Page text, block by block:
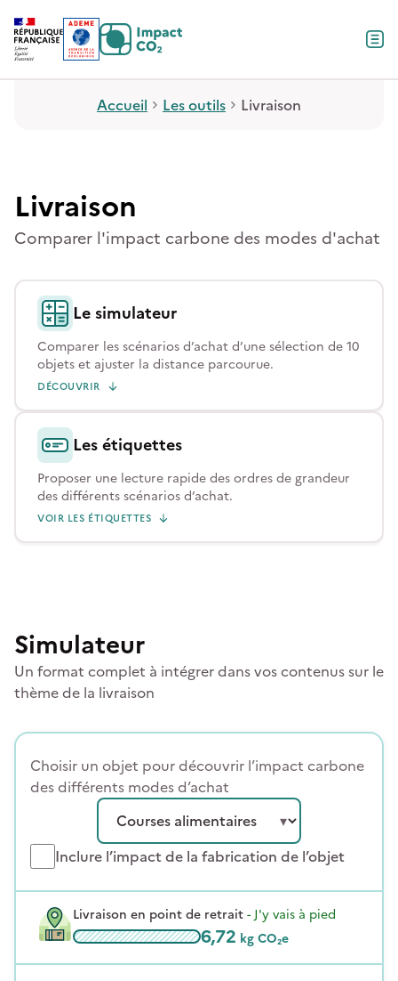
Contenu
Menu
Pied de page
Accueil Les outils Livraison
Livraison
Comparer l'impact carbone des modes d'achat
Le simulateur
Comparer les scénarios d’achat d’une sélection de 10
objets et ajuster la distance parcourue.
DÉCOUVRIR
Les étiquettes
Proposer une lecture rapide des ordres de grandeur
des différents scénarios d’achat.
VOIR LES ÉTIQUETTES
Simulateur
Un format complet à intégrer dans vos contenus sur le
thème de la livraison
Choisir un objet pour découvrir l’impact carbone
des différents modes d’achat
Inclure l’impact de la fabrication de l’objet
Livraison en point de retrait-J'y vais à pied
6,72 kg CO₂e